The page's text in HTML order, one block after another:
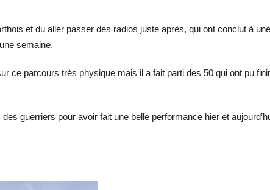
et du aller passer des radios juste après, qui ont conclut à une
semaine.
ce parcours très physique mais il a fait parti des 50 qui ont pu
guerriers pour avoir fait une belle performance hier et